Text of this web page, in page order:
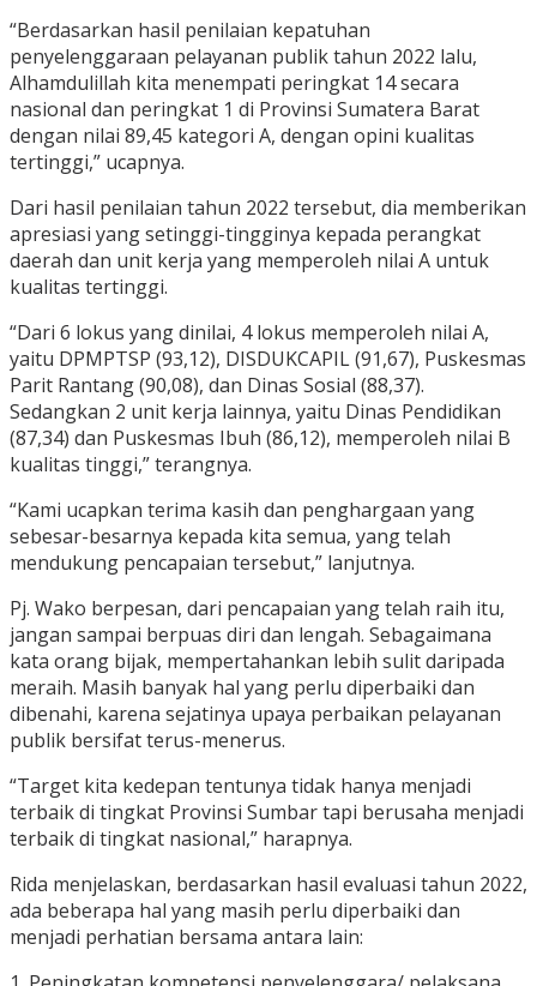
“Berdasarkan hasil penilaian kepatuhan
penyelenggaraan pelayanan publik tahun 2022 lalu,
Alhamdulillah kita menempati peringkat 14 secara
nasional dan peringkat 1 di Provinsi Sumatera Barat
dengan nilai 89,45 kategori A, dengan opini kualitas
tertinggi,” ucapnya.
Dari hasil penilaian tahun 2022 tersebut, dia memberikan
apresiasi yang setinggi-tingginya kepada perangkat
daerah dan unit kerja yang memperoleh nilai A untuk
kualitas tertinggi.
“Dari 6 lokus yang dinilai, 4 lokus memperoleh nilai A,
yaitu DPMPTSP (93,12), DISDUKCAPIL (91,67), Puskesmas
Parit Rantang (90,08), dan Dinas Sosial (88,37).
Sedangkan 2 unit kerja lainnya, yaitu Dinas Pendidikan
(87,34) dan Puskesmas Ibuh (86,12), memperoleh nilai B
kualitas tinggi,” terangnya.
“Kami ucapkan terima kasih dan penghargaan yang
sebesar-besarnya kepada kita semua, yang telah
mendukung pencapaian tersebut,” lanjutnya.
Pj. Wako berpesan, dari pencapaian yang telah raih itu,
jangan sampai berpuas diri dan lengah. Sebagaimana
kata orang bijak, mempertahankan lebih sulit daripada
meraih. Masih banyak hal yang perlu diperbaiki dan
dibenahi, karena sejatinya upaya perbaikan pelayanan
publik bersifat terus-menerus.
“Target kita kedepan tentunya tidak hanya menjadi
terbaik di tingkat Provinsi Sumbar tapi berusaha menjadi
terbaik di tingkat nasional,” harapnya.
Rida menjelaskan, berdasarkan hasil evaluasi tahun 2022,
ada beberapa hal yang masih perlu diperbaiki dan
menjadi perhatian bersama antara lain: